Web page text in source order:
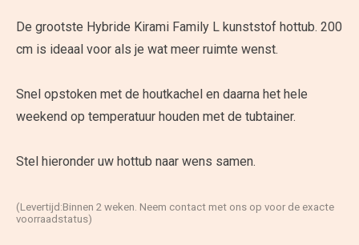
De grootste Hybride Kirami Family L kunststof hottub. 200
cm is ideaal voor als je wat meer ruimte wenst.
Snel opstoken met de houtkachel en daarna het hele
weekend op temperatuur houden met de tubtainer.
Stel hieronder uw hottub naar wens samen.
(Levertijd:Binnen 2 weken. Neem contact met ons op voor de exacte
voorraadstatus)